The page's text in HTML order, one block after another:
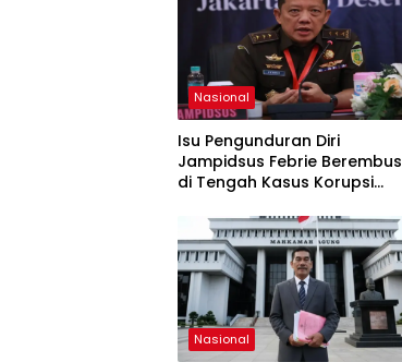
Nasional
Isu Pengunduran Diri
Jampidsus Febrie Berembus
di Tengah Kasus Korupsi
Nasional